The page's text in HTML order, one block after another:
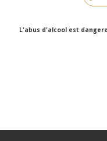
L'abus d'alcool est